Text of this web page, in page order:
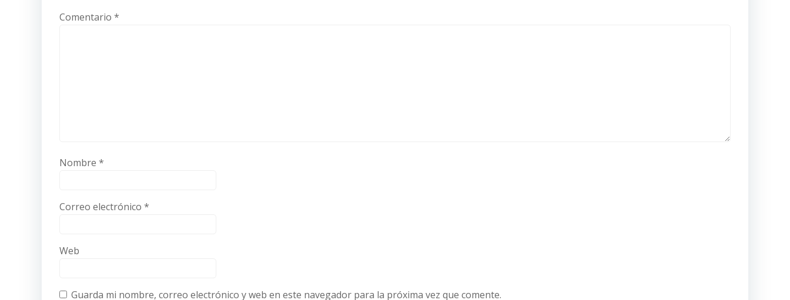
Comentario *
Nombre *
Correo electrónico *
Web
Guarda mi nombre, correo electrónico y web en este navegador para la próxima vez que comente.